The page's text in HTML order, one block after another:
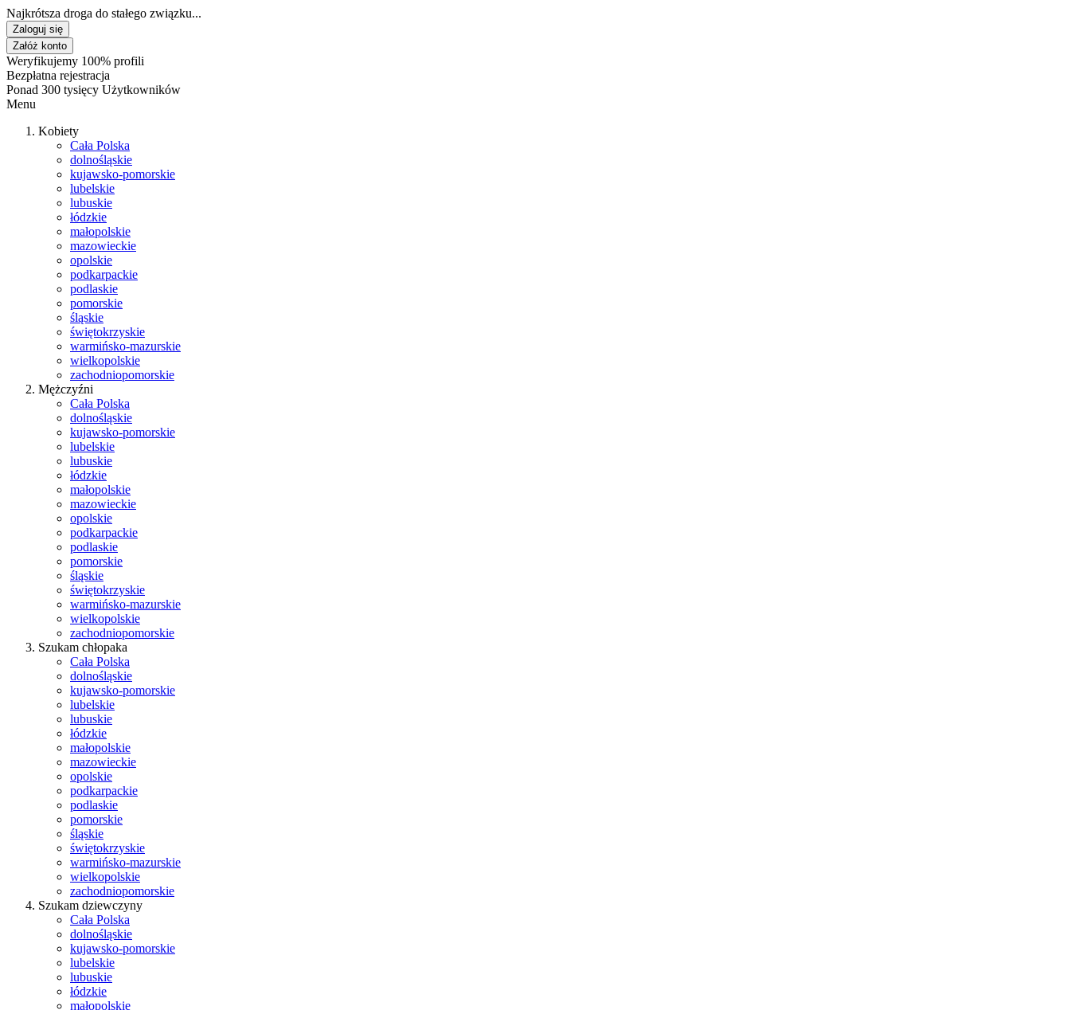
Najkrótsza droga do stałego związku...
Zaloguj się
Załóż konto
Weryfikujemy 100% profili
Bezpłatna rejestracja
Ponad 300 tysięcy Użytkowników
Menu
Kobiety
Cała Polska
dolnośląskie
kujawsko-pomorskie
lubelskie
lubuskie
łódzkie
małopolskie
mazowieckie
opolskie
podkarpackie
podlaskie
pomorskie
śląskie
świętokrzyskie
warmińsko-mazurskie
wielkopolskie
zachodniopomorskie
Mężczyźni
Cała Polska
dolnośląskie
kujawsko-pomorskie
lubelskie
lubuskie
łódzkie
małopolskie
mazowieckie
opolskie
podkarpackie
podlaskie
pomorskie
śląskie
świętokrzyskie
warmińsko-mazurskie
wielkopolskie
zachodniopomorskie
Szukam chłopaka
Cała Polska
dolnośląskie
kujawsko-pomorskie
lubelskie
lubuskie
łódzkie
małopolskie
mazowieckie
opolskie
podkarpackie
podlaskie
pomorskie
śląskie
świętokrzyskie
warmińsko-mazurskie
wielkopolskie
zachodniopomorskie
Szukam dziewczyny
Cała Polska
dolnośląskie
kujawsko-pomorskie
lubelskie
lubuskie
łódzkie
małopolskie